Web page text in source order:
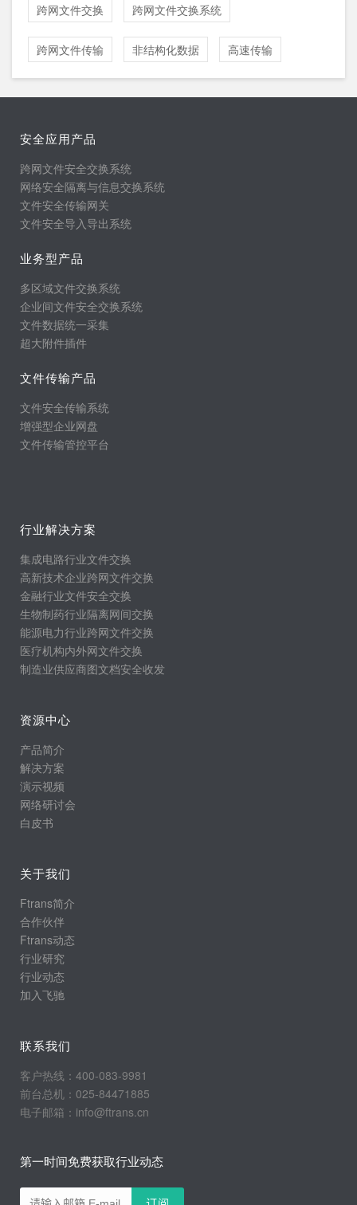
跨网文件交换 跨网文件交换系统
跨网文件传输 非结构化数据 高速传输
安全应用产品
跨网文件安全交换系统
网络安全隔离与信息交换系统
文件安全传输网关
文件安全导入导出系统
业务型产品
多区域文件交换系统
企业间文件安全交换系统
文件数据统一采集
超大附件插件
文件传输产品
文件安全传输系统
增强型企业网盘
文件传输管控平台
行业解决方案
集成电路行业文件交换
高新技术企业跨网文件交换
金融行业文件安全交换
生物制药行业隔离网间交换
能源电力行业跨网文件交换
医疗机构内外网文件交换
制造业供应商图文档安全收发
资源中心
产品简介
解决方案
演示视频
网络研讨会
白皮书
关于我们
Ftrans简介
合作伙伴
Ftrans动态
行业研究
行业动态
加入飞驰
联系我们
客户热线：400-083-9981
前台总机：025-84471885
电子邮箱：info@ftrans.cn
第一时间免费获取行业动态